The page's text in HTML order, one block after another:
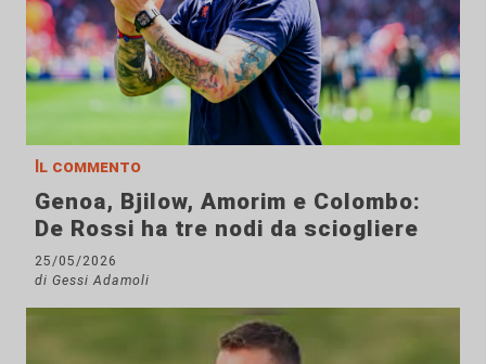
Il commento
Genoa, Bjilow, Amorim e Colombo:
De Rossi ha tre nodi da sciogliere
25/05/2026
di Gessi Adamoli